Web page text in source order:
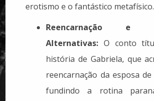
erotismo e o fantástico metafísico.
Reencarnação e
Alternativas: O conto
história de Gabriela, que
reencarnação da esposa de
fundindo a rotina